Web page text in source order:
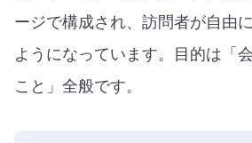
ージで構成され、訪問者が自由
ようになっています。目的は「
こと」全般です。